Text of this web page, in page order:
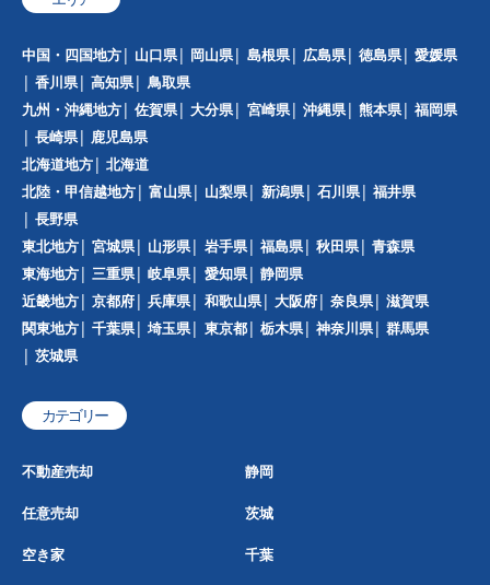
中国・四国地方 山口県 岡山県 島根県 広島県 徳島県
愛媛県
香川県
高知県
鳥取県
九州・沖縄地方
佐賀県 大分県 宮崎県 沖縄県 熊本県
福岡県
長崎県
鹿児島県
北海道地方
北海道
北陸・甲信越地方
富山県 山梨県 新潟県 石川県
福井県
長野県
東北地方
宮城県 山形県 岩手県 福島県 秋田県
青森県
東海地方
三重県 岐阜県 愛知県
静岡県
近畿地方
京都府 兵庫県 和歌山県 大阪府 奈良県
滋賀県
関東地方
千葉県 埼玉県 東京都 栃木県 神奈川県
群馬県
茨城県
カテゴリー
不動産売却 静岡
任意売却 茨城
空き家 千葉